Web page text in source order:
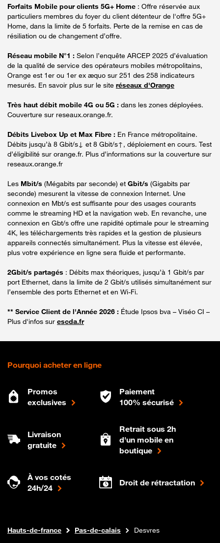
Forfaits Mobile pour clients 5G+ Home : Offre réservée aux
particuliers membres du foyer du client détenteur de l'offre 5G+
Home, dans la limite de 5 forfaits. Perte de la remise en cas de
résiliation ou de changement d’offre.
Réseau mobile N°1 : Selon l’enquête ARCEP 2025 d’évaluation
de la qualité de service des opérateurs mobiles métropolitains,
Orange est 1er ou 1er ex æquo sur 251 des 258 indicateurs
mesurés. En savoir plus sur le site réseaux d'Orange
Très haut débit mobile 4G ou 5G : dans les zones déployées.
Couverture sur reseaux.orange.fr.
Débits Livebox Up et Max Fibre : En France métropolitaine.
Débits jusqu’à 8 Gbit/s↓ et 8 Gbit/s↑, déploiement en cours. Test
d’éligibilité sur orange.fr. Plus d’informations sur la couverture sur
reseaux.orange.fr
Les Mbit/s (Mégabits par seconde) et Gbit/s (Gigabits par
seconde) mesurent la vitesse de connexion Internet. Une
connexion en Mbt/s est suffisante pour des usages courants
comme le streaming HD et la navigation web. En revanche, une
connexion en Gbt/s offre une rapidité optimale pour le streaming
4K, les téléchargements très rapides et la gestion de plusieurs
appareils connectés simultanément. Plus la vitesse est élevée,
plus votre expérience en ligne sera fluide et performante.
2Gbit/s partagés : Débits max théoriques, jusqu’à 1 Gbit/s par
port Ethernet, dans la limite de 2 Gbit/s utilisés simultanément sur
l’ensemble des ports Ethernet et en Wi-Fi.
** Service Client de l'Année 2026 : Étude Ipsos bva – Viséo CI –
Plus d'infos sur escda.fr
Pourquoi acheter en ligne
Promos
exclusives
Paiement
100% sécurisé
Livraison
gratuite
Retrait sous 2h
d'un mobile en
boutique
À vos cotés
24h/24
Droit de rétractation
Boutique Orange
Internet fibre
Hauts-de-france Pas-de-calais Desvres